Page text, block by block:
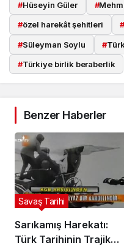
#Hüseyin Güler #
#özel harekât şehitleri
#Süleyman Soylu #
#Türkiye birlik beraberlik
Benzer Haberler
Sarıkamış Harekatı:
Türk Tarihinin Trajik
Savaş Tarihi